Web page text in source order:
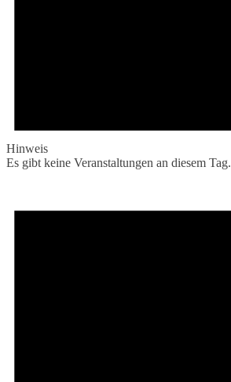
Hinweis
Es gibt keine Veranstaltungen an diesem Tag.